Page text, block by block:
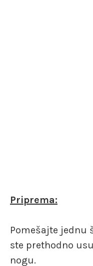
Priprema:
Pomešajte jednu
ste prethodno
nogu.